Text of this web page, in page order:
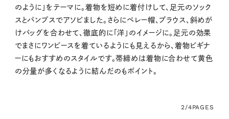
のように」をテーマに。着物を短めに着付けして、足元のソック
スとパンプスでアソビました。さらにベレー帽、ブラウス、斜めが
けバッグを合わせて、徹底的に「洋」のイメージに。足元の効果
でまさにワンピースを着ているようにも見えるから、着物ビギナ
ーにもおすすめのスタイルです。帯締めは着物に合わせて黄色
の分量が多くなるように結んだのもポイント。
2/4PAGES